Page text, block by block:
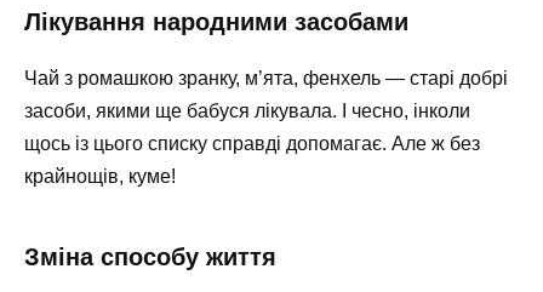
Лікування народними засобами
Чай з ромашкою зранку, м’ята, фенхель — старі добрі
засоби, якими ще бабуся лікувала. І чесно, інколи
щось із цього списку справді допомагає. Але ж без
крайнощів, куме!
Зміна способу життя